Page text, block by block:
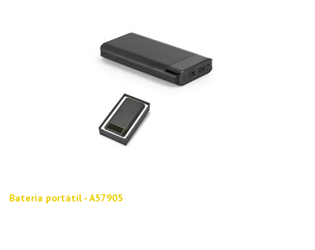
Bateria portátil - A57905